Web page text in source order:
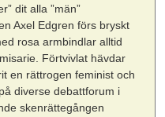
dit alla ”män”
Axel Edgren förs bryskt
rosa armbindlar alltid
Förtvivlat hävdar
en rättrogen feminist och
diverse debattforum i
skenrättegången